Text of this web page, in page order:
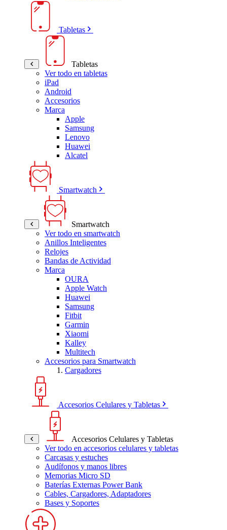
Tabletas
Tabletas
Ver todo en tabletas
iPad
Android
Accesorios
Marca
Apple
Samsung
Lenovo
Huawei
Alcatel
Smartwatch
Smartwatch
Ver todo en smartwatch
Anillos Inteligentes
Relojes
Bandas de Actividad
Marca
OURA
Apple Watch
Huawei
Samsung
Fitbit
Garmin
Xiaomi
Kalley
Multitech
Accesorios para Smartwatch
Cargadores
Accesorios Celulares y Tabletas
Accesorios Celulares y Tabletas
Ver todo en accesorios celulares y tabletas
Carcasas y estuches
Audífonos y manos libres
Memorias Micro SD
Baterías Externas Power Bank
Cables, Cargadores, Adaptadores
Bases y Soportes